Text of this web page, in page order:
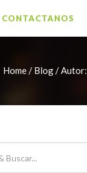
CONTACTANOS
Home / Blog /Autor: